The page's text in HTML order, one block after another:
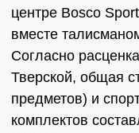
центре Bosco
вместе
Согласно
Тверской, общая
предметов) и
комплектов